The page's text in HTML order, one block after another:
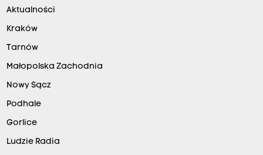
Aktualności
Kraków
Tarnów
Małopolska Zachodnia
Nowy Sącz
Podhale
Gorlice
Ludzie Radia